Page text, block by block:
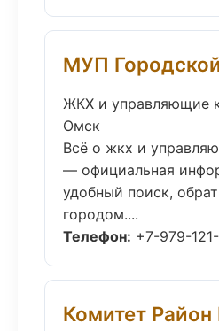
МУП
ЖКХ и управляющие
Омск
Всё о жкх и
— официальная
удобный поиск,
городом....
Телефон: +7-979-
Комитет Район